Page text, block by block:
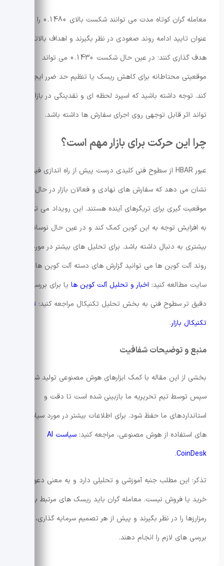
معامله گران کوتاه مدت می توانند شکست بالای 0.1480 را به
عنوان تایید ادامه روند صعودی در نظر بگیرند و اهداف بالاتر را
هدف گذاری کنند؛ در عین حال شکست 0.1430 می تواند
موقعیتی محتاطانه برای کاهش ریسک یا تنظیم حد ضرر ایجاد
کند. توجه داشته باشید که اسپرد لحظه ای و نقدینگی در بازار می
تواند اثر قابل توجهی روی اجرای سفارش ها داشته باشد.
چرا این حرکت برای بازار مهم است؟
عبور HBAR از سطوح فنی کلیدی درست پیش از راه اندازی
فیوچرز
نشان می دهد که سفارش های نهادی و فعالان بازار در حال
موقعیت گیری برای تریگرهای آینده هستند. این رویداد می تواند
به افزایش توجه به این کوین کمک کند و در عین حال نوسانات
بیشتری به دنبال داشته باشد. برای تحلیل های بیشتر در مورد
روند آلت کوین ها می توانید گزارش های دسته آلت کوین ها را در
سایت مطالعه کنید: اخبار و تحلیل آلت کوین ها یا برای بررسی
دقیق تر سطوح فنی به بخش تحلیل تکنیکال مراجعه کنید: تحلیل
تکنیکال بازار.
منبع و توضیحات شفافیت
بخشی از این مقاله با کمک ابزارهای هوش مصنوعی تولید شده و
سپس توسط تیم تحریریه ما بازبینی شده است تا دقت و
استانداردهای ما حفظ شود. برای اطلاعات بیشتر در مورد سیاست
های استفاده از هوش مصنوعی، مراجعه کنید:
سیاست AI
CoinDesk
.
تذکر: این مطلب جنبه آموزشی و تحلیلی دارد و به معنی دعوت به
خرید یا فروش نیست. معامله گران باید ریسک های مرتبط با بازار
رمزارزها را در نظر بگیرند و پیش از هر تصمیم سرمایه گذاری،
بررسی های لازم را انجام دهند.